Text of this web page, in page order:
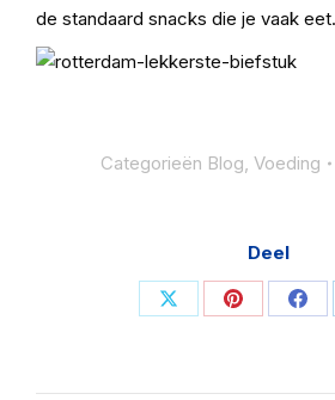
de standaard snacks die je vaak eet.
Categorieën Blog, Voeding
Deel
Share Share